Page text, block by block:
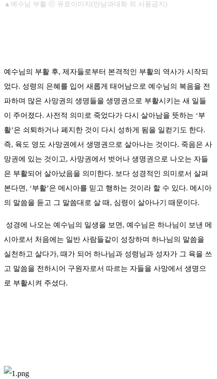
▲예수님 부활 ⓒ 유료이미지(만남과대화 외 사용금지)
예수님의 부활 후, 제자들로부터 본격적인 부활의 역사가 시작되
었다. 성령의 은혜를 입어 새롭게 태어남으로 예수님의 복음을 전
파하며 많은 사망권의 생명들을 생명권으로 부활시키는 새 일들
이 주어졌다. 사전적 의미로 죽었다가 다시 살아남을 뜻하는 ‘부
활’은 쇠퇴하거나 폐지한 것이 다시 성하게 됨을 일컫기도 한다.
즉, 육도 영도 사망권에서 생명권으로 살아나는 것이다. 죽음은 사
망권에 있는 것이고, 사망권에서 벗어나 생명권으로 나오는 자들
은 부활되어 살아났음을 의미한다. 보다 성경적인 의미로서 살펴
본다면, ‘부활’은 메시아를 믿고 행하는 것이라 할 수 있다. 메시아
의 말씀을 듣고 그 말씀대로 살 때, 심령이 살아나기 때문이다.
성경에 나오는 예수님의 일생을 보면, 예수님은 하나님이 보낸 메
시아로서 처음에는 일반 사람들같이 성장하며 하나님의 말씀을
실천하고 살다가, 때가 되어 하나님과 성령님과 성자가 그 육을 쓰
고 말씀을 전하시어 구원자로서 따르는 자들을 사망에서 생명으
로 부활시켜 주셨다.